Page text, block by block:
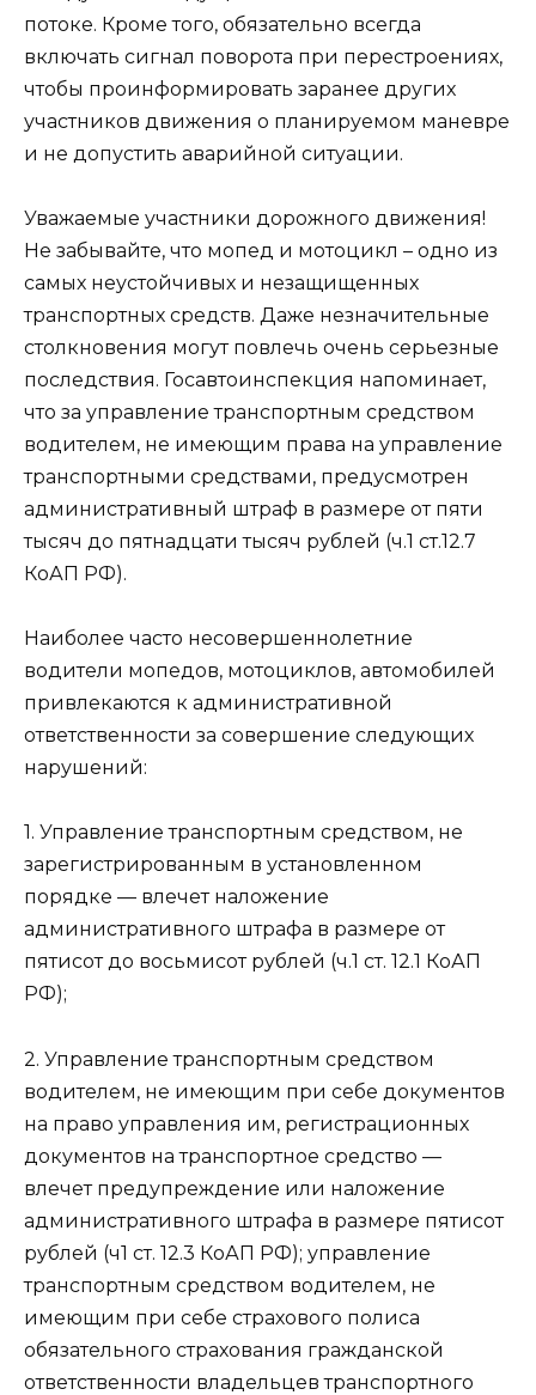
потоке. Кроме того, обязательно всегда
включать сигнал поворота при перестроениях,
чтобы проинформировать заранее других
участников движения о планируемом маневре
и не допустить аварийной ситуации.
Уважаемые участники дорожного движения!
Не забывайте, что мопед и мотоцикл – одно из
самых неустойчивых и незащищенных
транспортных средств. Даже незначительные
столкновения могут повлечь очень серьезные
последствия. Госавтоинспекция напоминает,
что за управление транспортным средством
водителем, не имеющим права на управление
транспортными средствами, предусмотрен
административный штраф в размере от пяти
тысяч до пятнадцати тысяч рублей (ч.1 ст.12.7
КоАП РФ).
Наиболее часто несовершеннолетние
водители мопедов, мотоциклов, автомобилей
привлекаются к административной
ответственности за совершение следующих
нарушений:
1. Управление транспортным средством, не
зарегистрированным в установленном
порядке — влечет наложение
административного штрафа в размере от
пятисот до восьмисот рублей (ч.1 ст. 12.1 КоАП
РФ);
2. Управление транспортным средством
водителем, не имеющим при себе документов
на право управления им, регистрационных
документов на транспортное средство —
влечет предупреждение или наложение
административного штрафа в размере пятисот
рублей (ч1 ст. 12.3 КоАП РФ); управление
транспортным средством водителем, не
имеющим при себе страхового полиса
обязательного страхования гражданской
ответственности владельцев транспортного